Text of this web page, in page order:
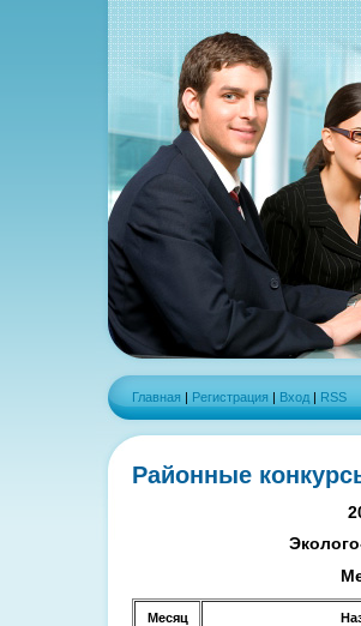
Главная | Регистрация | Вход | RSS
Районные
Месяц